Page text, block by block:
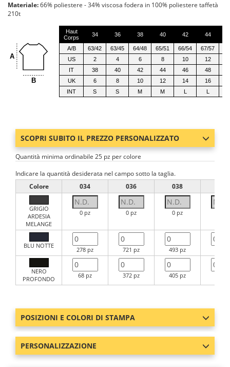
Materiale:66% poliestere - 34% viscosa fodera in 100% poliestere taffetà
210t
A
B
Haut
Corps
34 36 38 40 42 44
A/B 63/42 63/45 64/48 65/51 66/54 67/57
US
2 4 6 8 10 12
IT
38 40 42 44 46 48
UK
6 8 10 12 14 16
INT
S S M M L L
SCOPRI SUBITO IL PREZZO PERSONALIZZATO
Quantità minima ordinabile 25 pz per colore
Indicare la quantità desiderata nel campo sotto la taglia.
Colore
034 036 038
GRIGIO
ARDESIA
MELANGE
0 pz 0 pz 0 pz
BLU NOTTE
278 pz 721 pz 493 pz
NERO
PROFONDO
68 pz 372 pz 405 pz
POSIZIONI E COLORI DI STAMPA
PERSONALIZZAZIONE